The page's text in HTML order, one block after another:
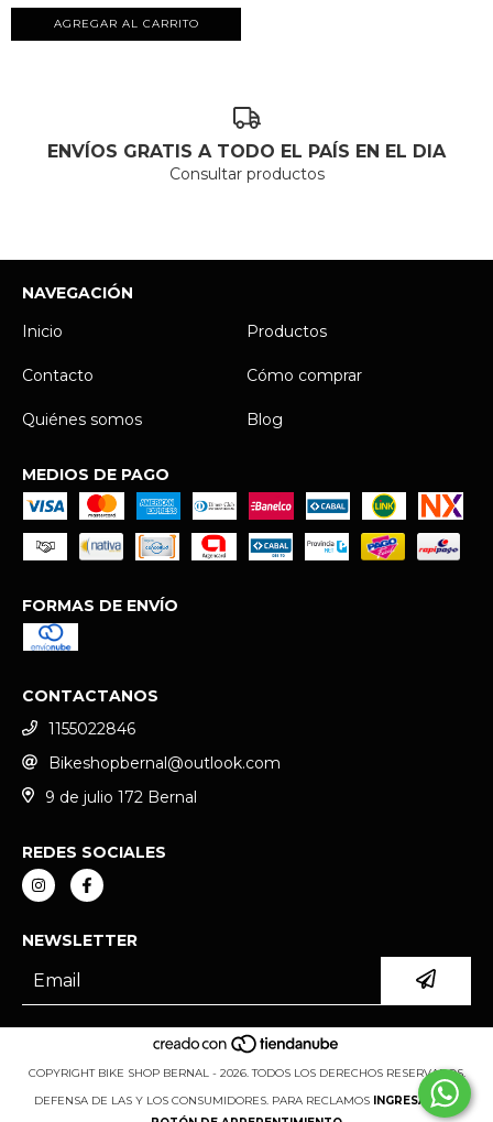
ENVÍOS GRATIS A TODO EL PAÍS EN EL DIA
Consultar productos
NAVEGACIÓN
Inicio
Productos
Contacto Cómo comprar
Quiénes somos Blog
MEDIOS DE PAGO
FORMAS DE ENVÍO
CONTACTANOS
1155022846
Bikeshopbernal@outlook.com
9 de julio 172 Bernal
REDES SOCIALES
NEWSLETTER
COPYRIGHT BIKE SHOP BERNAL - 2026. TODOS LOS DERECHOS RESERVADOS.
DEFENSA DE LAS Y LOS CONSUMIDORES. PARA RECLAMOS INGRESÁ ACÁ.